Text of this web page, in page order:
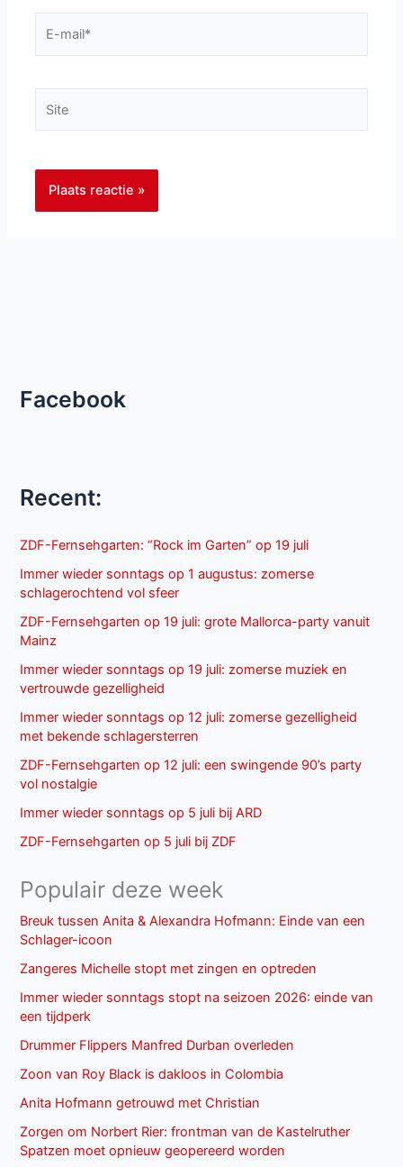
mail*
Facebook
Recent:
ZDF-Fernsehgarten: “Rock im Garten” op 19 juli
Immer wieder sonntags op 1 augustus: zomerse
schlagerochtend vol sfeer
ZDF-Fernsehgarten op 19 juli: grote Mallorca-party vanuit
Mainz
Immer wieder sonntags op 19 juli: zomerse muziek en
vertrouwde gezelligheid
Immer wieder sonntags op 12 juli: zomerse gezelligheid
met bekende schlagersterren
ZDF-Fernsehgarten op 12 juli: een swingende 90’s party
vol nostalgie
Immer wieder sonntags op 5 juli bij ARD
ZDF-Fernsehgarten op 5 juli bij ZDF
Populair deze week
Breuk tussen Anita & Alexandra Hofmann: Einde van een
Schlager-icoon
Zangeres Michelle stopt met zingen en optreden
Immer wieder sonntags stopt na seizoen 2026: einde van
een tijdperk
Drummer Flippers Manfred Durban overleden
Zoon van Roy Black is dakloos in Colombia
Anita Hofmann getrouwd met Christian
Zorgen om Norbert Rier: frontman van de Kastelruther
Spatzen moet opnieuw geopereerd worden